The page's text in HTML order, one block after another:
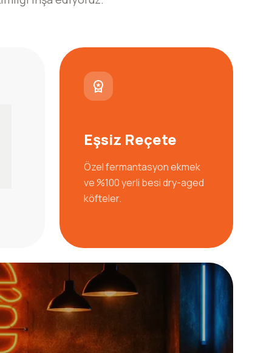
Eşsiz Reçete
Özel fermantasyon ekmek
ve %100 yerli besi dry-aged
köfteler.